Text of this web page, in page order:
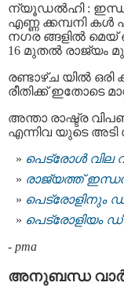
ന്യൂഡല്‍ഹി :
എണ്ണ ക്കമ്പനി കള്‍
നഗര ങ്ങളില്‍ മെയ്
16 മുതല്‍ രാജ്യം
രണ്ടാഴ്ച യില്‍
രീതിക്ക് ഇതോടെ
അന്താ രാഷ്ട്ര
എന്നിവ യുടെ
പെട്രോള്‍ വില
രാജ്യത്ത് ഇന്ധന
പെട്രോളിനും
പെട്രോളിയം
- pma
അനുബന്ധ